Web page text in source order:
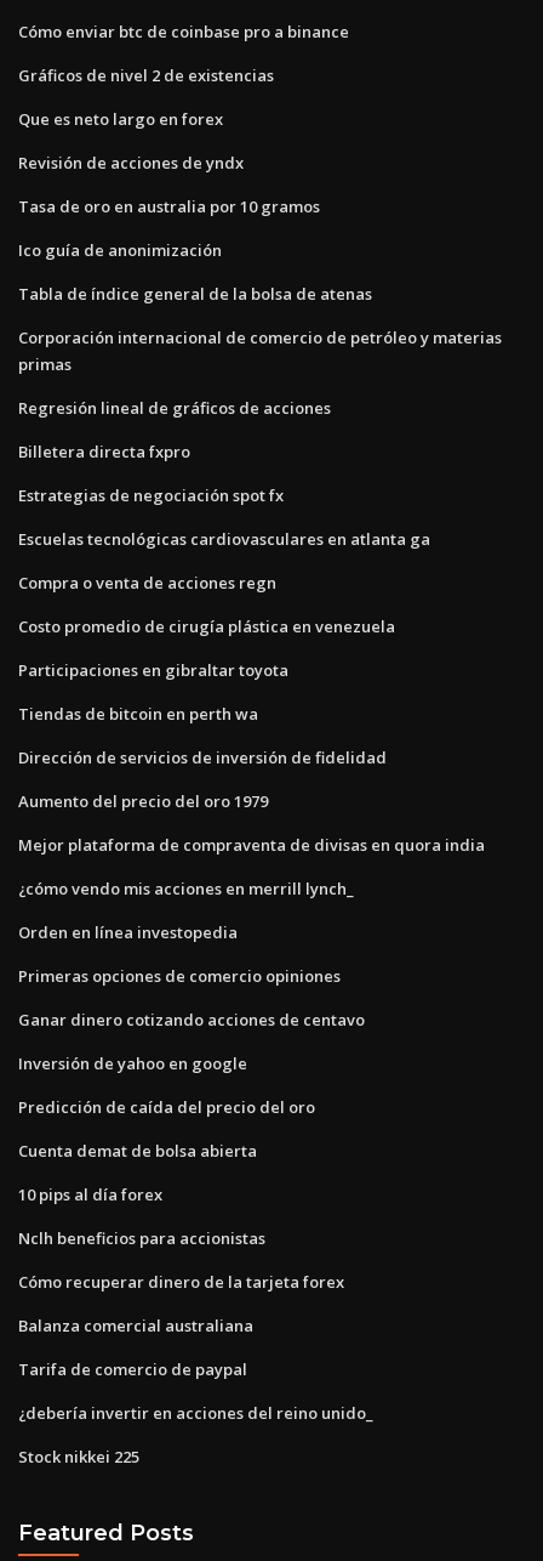
Cómo enviar btc de coinbase pro a binance
Gráficos de nivel 2 de existencias
Que es neto largo en forex
Revisión de acciones de yndx
Tasa de oro en australia por 10 gramos
Ico guía de anonimización
Tabla de índice general de la bolsa de atenas
Corporación internacional de comercio de petróleo y materias
primas
Regresión lineal de gráficos de acciones
Billetera directa fxpro
Estrategias de negociación spot fx
Escuelas tecnológicas cardiovasculares en atlanta ga
Compra o venta de acciones regn
Costo promedio de cirugía plástica en venezuela
Participaciones en gibraltar toyota
Tiendas de bitcoin en perth wa
Dirección de servicios de inversión de fidelidad
Aumento del precio del oro 1979
Mejor plataforma de compraventa de divisas en quora india
¿cómo vendo mis acciones en merrill lynch_
Orden en línea investopedia
Primeras opciones de comercio opiniones
Ganar dinero cotizando acciones de centavo
Inversión de yahoo en google
Predicción de caída del precio del oro
Cuenta demat de bolsa abierta
10 pips al día forex
Nclh beneficios para accionistas
Cómo recuperar dinero de la tarjeta forex
Balanza comercial australiana
Tarifa de comercio de paypal
¿debería invertir en acciones del reino unido_
Stock nikkei 225
Featured Posts